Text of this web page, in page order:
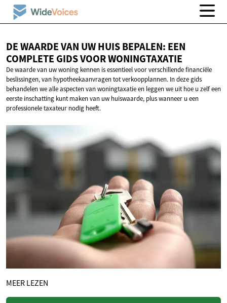
DE WAARDE VAN UW HUIS BEPALEN: EEN
COMPLETE GIDSVOOR WONINGTAXATIE
De waarde van uw woning kennen is essentieel voor verschillende financiële
beslissingen, van hypotheekaanvragen tot verkoopplannen. In deze gids
behandelen we alle aspecten van woningtaxatie en leggen we uit hoe u zelf een
eerste inschatting kunt maken van uw huiswaarde, plus wanneer u een
professionele taxateur nodig heeft.
MEER LEZEN